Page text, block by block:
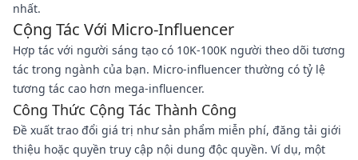
nhất.
Cộng Tác Với Micro-Influencer
Hợp tác với người sáng tạo có 10K-100K người theo dõi tương
tác trong ngành của bạn. Micro-influencer thường có tỷ lệ
tương tác cao hơn mega-influencer.
Công Thức Cộng Tác Thành Công
Đề xuất trao đổi giá trị như sản phẩm miễn phí, đăng tải giới
thiệu hoặc quyền truy cập nội dung độc quyền. Ví dụ, một